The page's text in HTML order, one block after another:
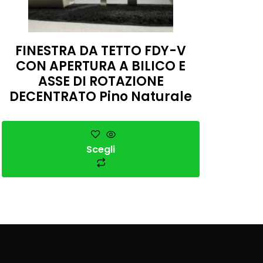
FINESTRA DA TETTO FDY-V
CON APERTURA A BILICO E
ASSE DI ROTAZIONE
DECENTRATO Pino Naturale
Scegli